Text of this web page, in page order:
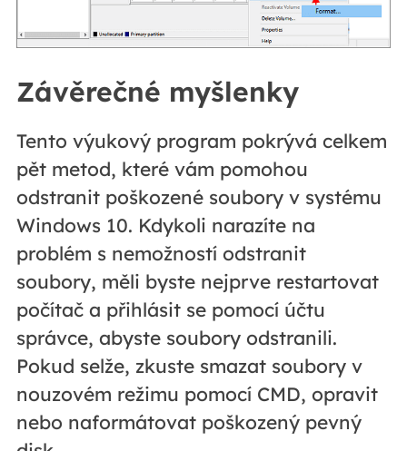
Závěrečné myšlenky
Tento výukový program pokrývá celkem
pět metod, které vám pomohou
odstranit poškozené soubory v systému
Windows 10. Kdykoli narazíte na
problém s nemožností odstranit
soubory, měli byste nejprve restartovat
počítač a přihlásit se pomocí účtu
správce, abyste soubory odstranili.
Pokud selže, zkuste smazat soubory v
nouzovém režimu pomocí CMD, opravit
nebo naformátovat poškozený pevný